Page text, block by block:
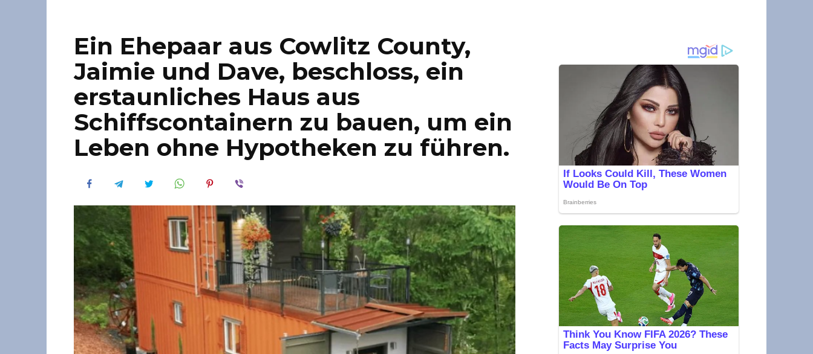
Ein Ehepaar aus Cowlitz County,
Jaimie und Dave, beschloss, ein
erstaunliches Haus aus
Schiffscontainern zu bauen, um ein
Leben ohne Hypotheken zu führen.